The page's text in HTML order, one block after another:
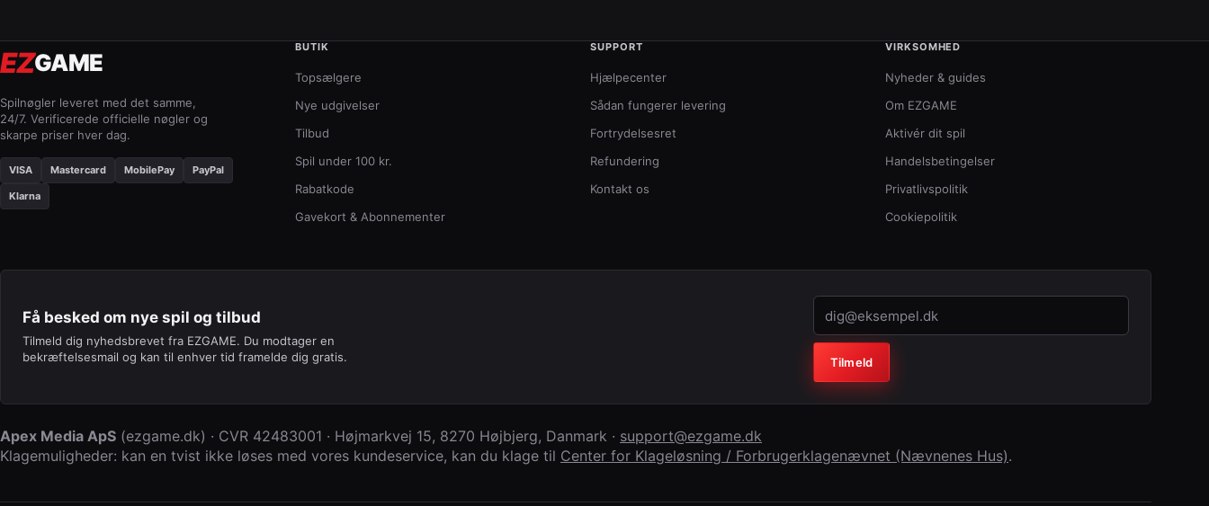
EZGAME
Spilnøgler leveret med det samme,
24/7. Verificerede officielle nøgler og
skarpe priser hver dag.
VISA Mastercard MobilePay PayPal
Klarna
BUTIK
Topsælgere
Nye udgivelser
Tilbud
Spil under 100 kr.
Rabatkode
Gavekort & Abonnementer
SUPPORT
Hjælpecenter
Sådan fungerer levering
Fortrydelsesret
Refundering
Kontakt os
VIRKSOMHED
Nyheder & guides
Om EZGAME
Aktivér dit spil
Handelsbetingelser
Privatlivspolitik
Cookiepolitik
Få besked om nye spil og tilbud
Tilmeld dig nyhedsbrevet fra EZGAME. Du modtager en
bekræftelsesmail og kan til enhver tid framelde dig gratis.
Virksomhed (lad feltet stå tomt)
Tilmeld
Apex Media ApS (ezgame.dk) · CVR 42483001 · Højmarkvej 15, 8270 Højbjerg, Danmark · support@ezgame.dk
Klagemuligheder: kan en tvist ikke løses med vores kundeservice, kan du klage til Center for Klageløsning / Forbrugerklagenævnet (Nævnenes Hus).